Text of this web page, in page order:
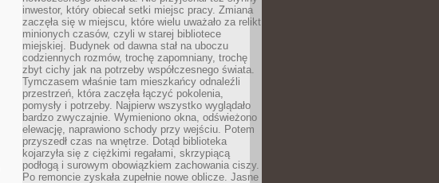
inwestor, który obiecał setki miejsc pracy. Zmiana
zaczęła się w miejscu, które wielu uważało za relikt
minionych czasów, czyli w starej bibliotece
miejskiej. Budynek od dawna stał na uboczu
codziennych rozmów, trochę zapomniany, trochę
zbyt cichy jak na potrzeby współczesnego świata.
Tymczasem właśnie tam mieszkańcy odnaleźli
przestrzeń, która zaczęła łączyć pokolenia,
pomysły i potrzeby. Najpierw wszystko wyglądało
bardzo zwyczajnie. Wymieniono okna, odświeżono
elewację, naprawiono schody przy wejściu. Potem
przyszedł czas na wnętrze. Dotąd biblioteka
kojarzyła się z ciężkimi regałami, skrzypiącą
podłogą i surowym obowiązkiem zachowania ciszy.
Po remoncie zyskała zupełnie nowe oblicze. Jasne